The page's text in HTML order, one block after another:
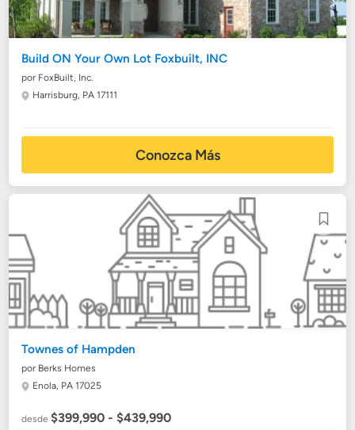
Build ON Your Own Lot Foxbuilt, INC
por FoxBuilt, Inc.
Harrisburg, PA 17111
Conozca Más
Townes of Hampden
por Berks Homes
Enola, PA 17025
desde$399,990 - $439,990